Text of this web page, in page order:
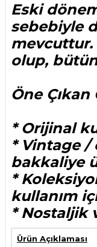
Eski
sebebiyle
mevcuttur.
olup,
Öne
* Orijinal
* Vintage /
bakkaliye
*
kullanım
* Nostaljik
Ürün Açıklaması